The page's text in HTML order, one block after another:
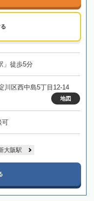
」徒歩5分
川区西中島5丁目12-14
地図
可
大阪駅